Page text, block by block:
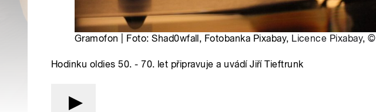
Gramofon | Foto: Shad0wfall, Fotobanka Pixabay, Licence Pixabay,©
Hodinku oldies 50. - 70. let připravuje a uvádí Jiří Tieftrunk